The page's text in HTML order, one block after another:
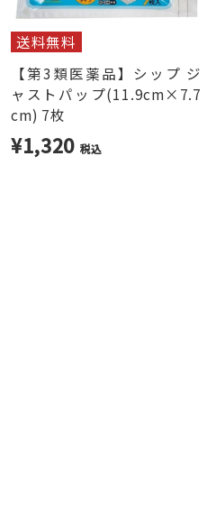
送料無料
【第3類医薬品】シップ ジ
ャストパップ(11.9cm×7.7
cm) 7枚
¥1,320 税込